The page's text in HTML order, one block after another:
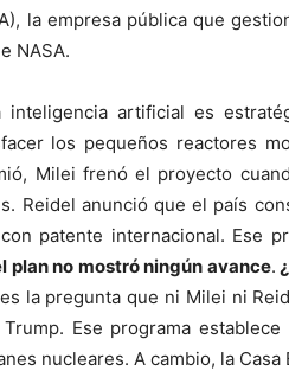
la empresa pública que
NASA.
artificial es
los pequeños reactores
Milei frenó el proyecto
Reidel anunció que el país
patente internacional. Ese
plan no mostró ningún avance.
la pregunta que ni Milei ni
Ese programa
nucleares. A cambio, la